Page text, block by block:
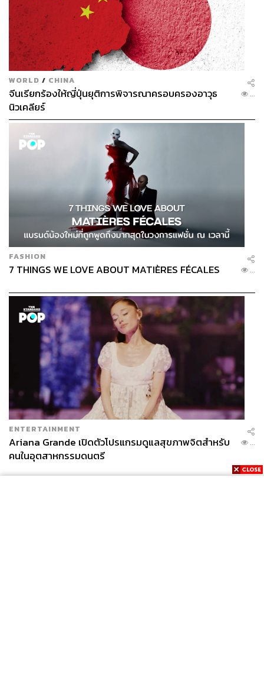
WORLD / CHINA
จีนเรียกร้องให้ญี่ปุ่นยุติการพิจารณาครอบครองอาวุธ
นิวเคลียร์
...
FASHION
7 THINGS WE LOVE ABOUT MATIÈRES FÉCALES ...
ENTERTAINMENT
Ariana Grande เปิดตัวโปรแกรมดูแลสุขภาพจิตสำหรับ
คนในอุตสาหกรรมดนตรี
...